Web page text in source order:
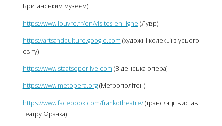
Британським музеєм)
https://www.louvre.fr/en/visites-en-ligne (Лувр)
https://artsandculture.google.com (художні колекції з усього
світу)
https://www.staatsoperlive.com (Віденська опера)
https://www.metopera.org(Метрополітен)
https://www.facebook.com/frankotheatre/(трансляції вистав
театру Франка)